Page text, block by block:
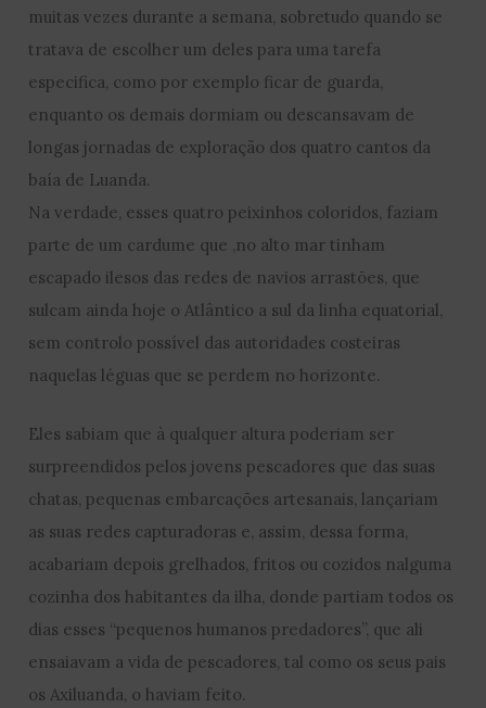
muitas vezes durante a semana, sobretudo quando se
tratava de escolher um deles para uma tarefa
especifica, como por exemplo ficar de guarda,
enquanto os demais dormiam ou descansavam de
longas jornadas de exploração dos quatro cantos da
baía de Luanda.
Na verdade, esses quatro peixinhos coloridos, faziam
parte de um cardume que ,no alto mar tinham
escapado ilesos das redes de navios arrastões, que
sulcam ainda hoje o Atlântico a sul da linha equatorial,
sem controlo possível das autoridades costeiras
naquelas léguas que se perdem no horizonte.
Eles sabiam que à qualquer altura poderiam ser
surpreendidos pelos jovens pescadores que das suas
chatas, pequenas embarcações artesanais, lançariam
as suas redes capturadoras e, assim, dessa forma,
acabariam depois grelhados, fritos ou cozidos nalguma
cozinha dos habitantes da ilha, donde partiam todos os
dias esses “pequenos humanos predadores”, que ali
ensaiavam a vida de pescadores, tal como os seus pais
os Axiluanda, o haviam feito.